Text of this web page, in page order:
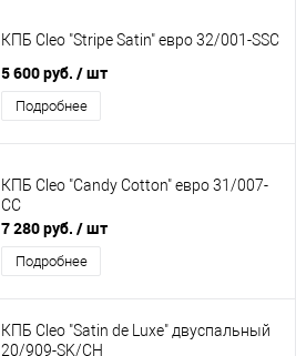
КПБ Cleo "Stripe Satin" евро 32/001-SSC
5 600 руб. / шт
Подробнее
КПБ Cleo "Candy Cotton" евро 31/007-
CC
7 280 руб. / шт
Подробнее
КПБ Cleo "Satin de Luxe" двуспальный
20/909-SK/CH